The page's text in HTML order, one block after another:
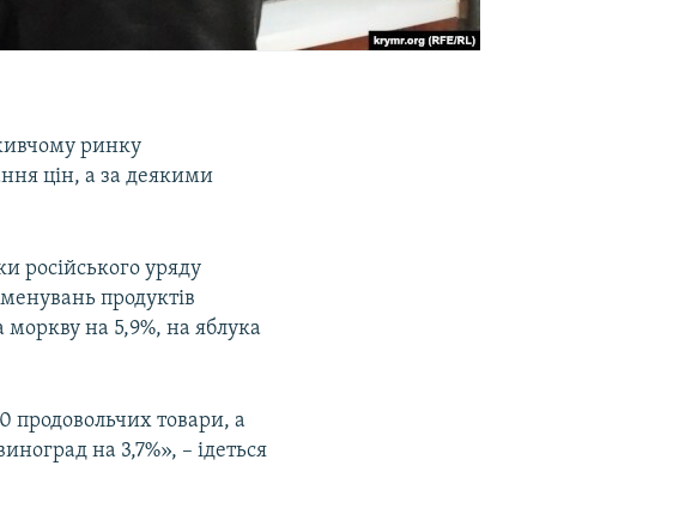
ринку
цін, а за деякими
російського уряду
продуктів
на 5,9%, на яблука
продовольчих товари, а
на 3,7%», – ідеться